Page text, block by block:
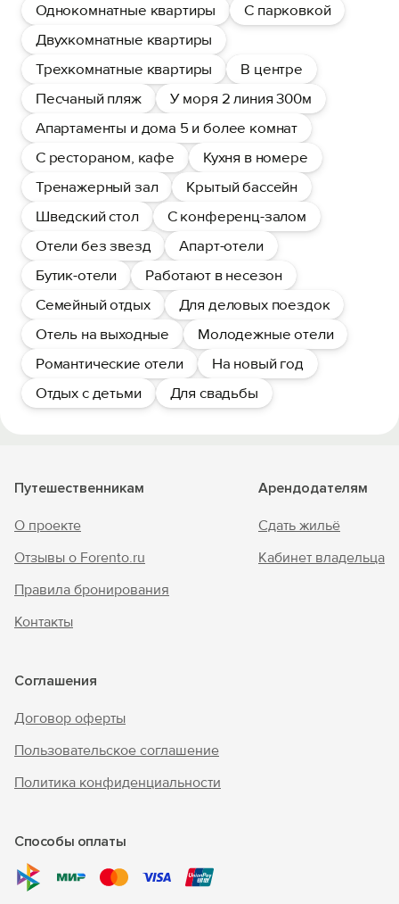
Однокомнатные квартиры
С парковкой
Двухкомнатные квартиры
Трехкомнатные квартиры
В центре
Песчаный пляж
У моря 2 линия 300м
Апартаменты и дома 5 и более комнат
С рестораном, кафе
Кухня в номере
Тренажерный зал
Крытый бассейн
Шведский стол
С конференц-залом
Отели без звезд
Апарт-отели
Бутик-отели
Работают в несезон
Семейный отдых
Для деловых поездок
Отель на выходные
Молодежные отели
Романтические отели
На новый год
Отдых с детьми
Для свадьбы
Путешественникам
О проекте
Отзывы о Forento.ru
Правила бронирования
Контакты
Арендодателям
Сдать жильё
Кабинет владельца
Соглашения
Договор оферты
Пользовательское соглашение
Политика конфиденциальности
Способы оплаты